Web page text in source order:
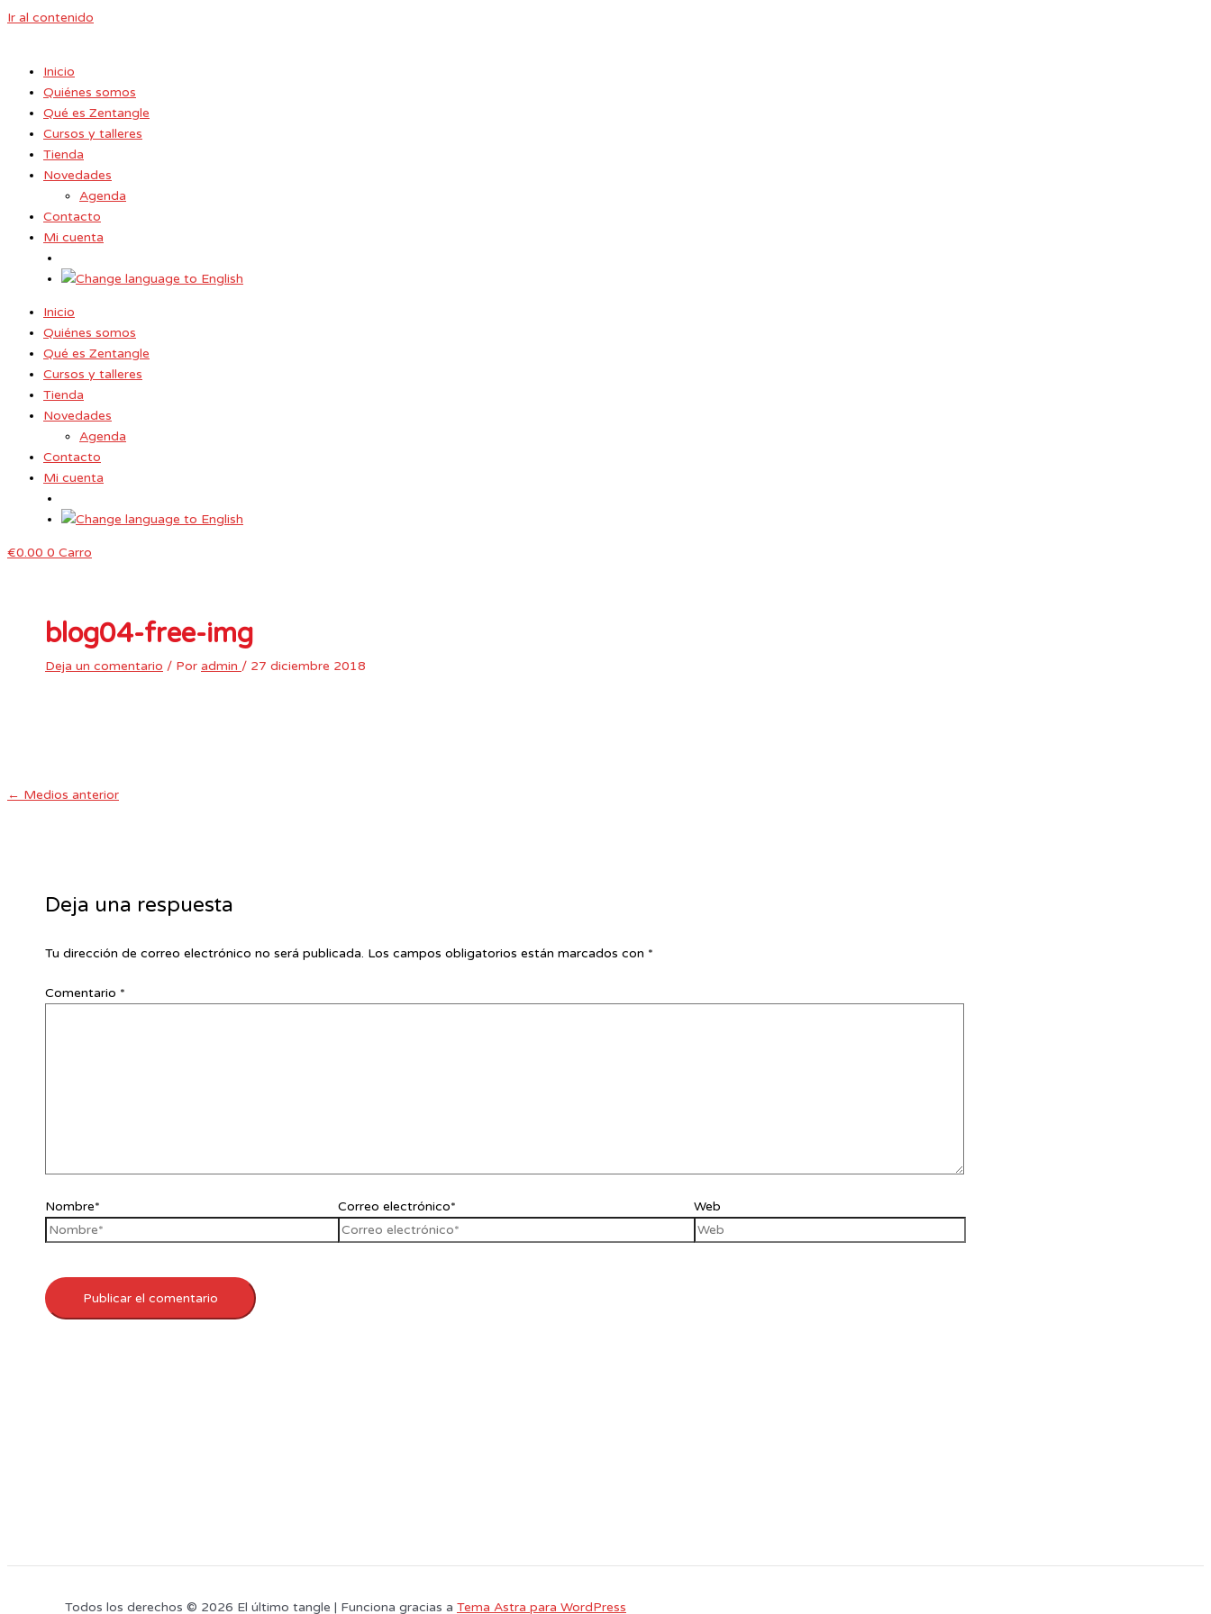
Ir al contenido
Inicio
Quiénes somos
Qué es Zentangle
Cursos y talleres
Tienda
Novedades
Agenda
Contacto
Mi cuenta
Inicio
Quiénes somos
Qué es Zentangle
Cursos y talleres
Tienda
Novedades
Agenda
Contacto
Mi cuenta
€0.00 0 Carro
blog04-free-img
Deja un comentario / Por admin / 27 diciembre 2018
← Medios anterior
Deja una respuesta
Tu dirección de correo electrónico no será publicada. Los campos obligatorios están marcados con *
Comentario *
Nombre* Correo electrónico* Web
Todos los derechos © 2026 El último tangle | Funciona gracias a Tema Astra para WordPress